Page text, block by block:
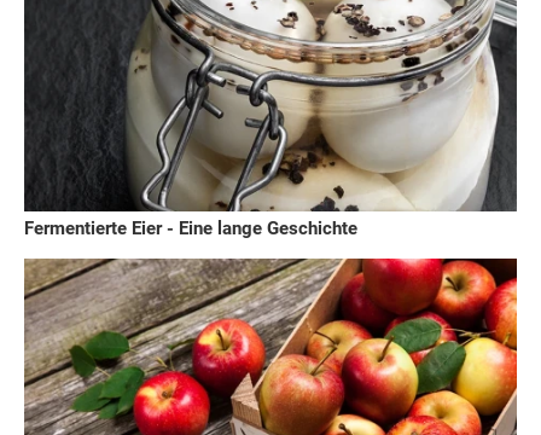
Fermentierte Eier - Eine lange Geschichte